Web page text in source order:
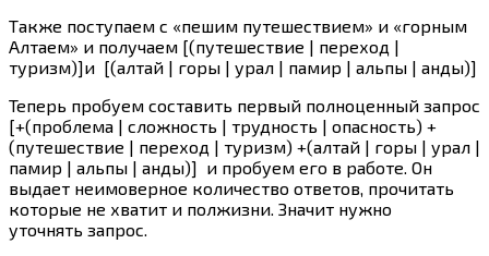
Также поступаем с «пешим путешествием» и «горным
Алтаем» и получаем [(путешествие | переход |
туризм)]и [(алтай | горы | урал | памир | альпы | анды)]
Теперь пробуем составить первый полноценный запрос
[+(проблема | сложность | трудность | опасность) +
(путешествие | переход | туризм) +(алтай | горы | урал |
памир | альпы | анды)] и пробуем его в работе. Он
выдает неимоверное количество ответов, прочитать
которые не хватит и полжизни. Значит нужно
уточнять запрос.